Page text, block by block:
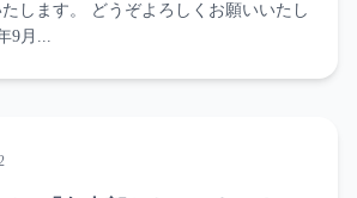
します。 どうぞよろしくお願いいたし
9月...